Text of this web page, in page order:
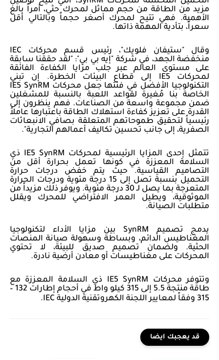
مزيد من الطاقة من حجم مماثل لمحرك حثي، أمراً بالغ
الأهمية. فهي تتيح لمحرك أصغر حجماً وبالتالي أقل
سعراً، بتأدية المهمة ذاتها.
وقال "ستيفان فلويك"، رئيس قسم محركات IEC
منخفضة الجهد، في شركة "إيه بي بي": "لقد حققنا سابقة
على مستوى العالم عبر جلب مزايا الكفاءة الفائقة
لمحركاتIE5 إلى قطاع البيئات الخطرة. إن تبني
التكنولوجيا الأفضل في فئتها جعل محركات IE5 SynRM
الخاصة بنا مُغيرة لقواعد اللعبة بالنسبة للمشغلين
ضمن مجموعة واسعة من الصناعات. فهم ينظرون إلى
القدرة على تعزيز كفاءة استهلاك الطاقة باعتبارها عاملاً
رئيسياً لتحقيق طموحاتهم المتعلقة بصافي الانبعاثات
الصفرية، إلى جانب تحسين تكاليف أعمالهم التجارية".
تتمثل إحدى المزايا الرئيسية لمحركات IE5 SynRM ذي
السلامة المعززة في كونها تعمل بحرارة أقل من
التصاميم القياسية. حيث يتم خفض درجات حرارة
التحميل بنسبة تصل إلى 15 درجة مئوية ودرجات الحرارة
المتعرجة بما يصل لـ 30 درجة مئوية. ويوفر ذلك مزيداً من
الموثوقية، ويطيل العمر الافتراضي للمحرك ويقلل
متطلبات الصيانة.
يدمج تصميم SynRM
بين مزايا الأداء لتكنولوجيا
المغناطيس الدائم، وبساطة وسهولة صيانة المنصات
الحثية. ولضمان تصميم صديق للبيئة، لا تحتوي
المحركات على مغناطيسات أو معادن أرضية نادرة.
وتتوفر محركات IE5 SynRM ذي السلامة المعززة مع
طاقة منتجة 5.5 إلى 315 كيلو واط في أحجام إطارات 132 –
315 وفقاً لمعايير اللجنة الكهروتقنية الدولية
IEC
.
قد يعجبك ايضا